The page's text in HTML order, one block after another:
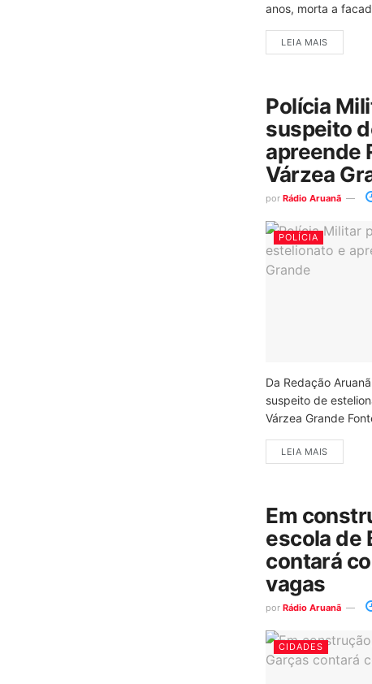
anos, morta a
LEIA MAIS
Polícia
suspeito
apreende
Várzea
por Rádio Aruanã
POLÍCIA
Da Redação
suspeito de
Várzea Grande
LEIA MAIS
Em
escola de
contará
vagas
por Rádio Aruanã
CIDADES